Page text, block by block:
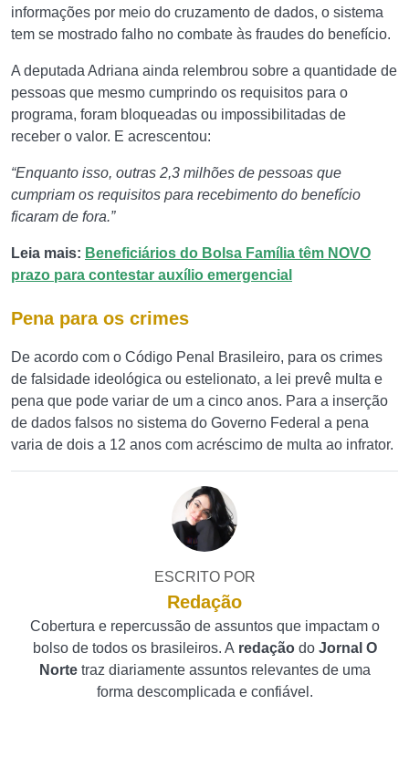
informações por meio do cruzamento de dados, o sistema
tem se mostrado falho no combate às fraudes do benefício.
A deputada Adriana ainda relembrou sobre a quantidade de
pessoas que mesmo cumprindo os requisitos para o
programa, foram bloqueadas ou impossibilitadas de
receber o valor. E acrescentou:
“Enquanto isso, outras 2,3 milhões de pessoas que
cumpriam os requisitos para recebimento do benefício
ficaram de fora.”
Leia mais: Beneficiários do Bolsa Família têm NOVO
prazo para contestar auxílio emergencial
Pena para os crimes
De acordo com o Código Penal Brasileiro, para os crimes
de falsidade ideológica ou estelionato, a lei prevê multa e
pena que pode variar de um a cinco anos. Para a inserção
de dados falsos no sistema do Governo Federal a pena
varia de dois a 12 anos com acréscimo de multa ao infrator.
ESCRITO POR
Redação
Cobertura e repercussão de assuntos que impactam o
bolso de todos os brasileiros. A redação do Jornal O
Norte traz diariamente assuntos relevantes de uma
forma descomplicada e confiável.